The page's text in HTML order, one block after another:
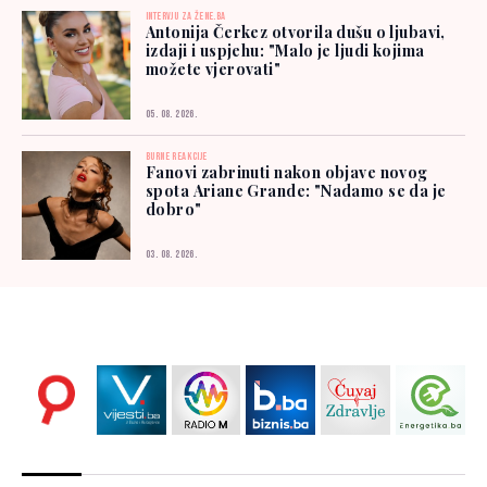
INTERVJU ZA ŽENE.BA
Antonija Čerkez otvorila dušu o ljubavi,
izdaji i uspjehu: "Malo je ljudi kojima
možete vjerovati"
05. 08. 2026.
BURNE REAKCIJE
Fanovi zabrinuti nakon objave novog
spota Ariane Grande: "Nadamo se da je
dobro"
03. 08. 2026.